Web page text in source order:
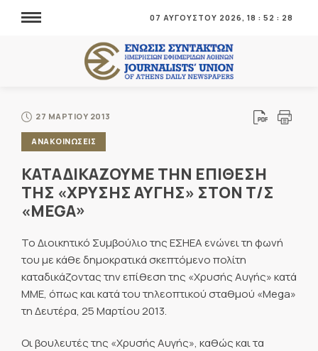
07 ΑΥΓΟΥΣΤΟΥ 2026, 18 : 52 : 29
27 ΜΑΡΤΙΟΥ 2013
ΑΝΑΚΟΙΝΩΣΕΙΣ
ΚΑΤΑΔΙΚΑΖΟΥΜΕ ΤΗΝ ΕΠΙΘΕΣΗ
ΤΗΣ «ΧΡΥΣΗΣ ΑΥΓΗΣ» ΣΤΟΝ Τ/Σ
«MEGA»
Το Διοικητικό Συμβούλιο της ΕΣΗΕΑ ενώνει τη φωνή
του με κάθε δημοκρατικά σκεπτόμενο πολίτη
καταδικάζοντας την επίθεση της «Χρυσής Αυγής» κατά
ΜΜΕ, όπως και κατά του τηλεοπτικού σταθμού «Mega»
τη Δευτέρα, 25 Μαρτίου 2013.
Οι βουλευτές της «Χρυσής Αυγής», καθώς και τα